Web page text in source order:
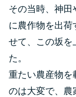
その当時、神田
に農作物を出荷
せて、この坂を
た。
重たい農産物を
のは大変で、農